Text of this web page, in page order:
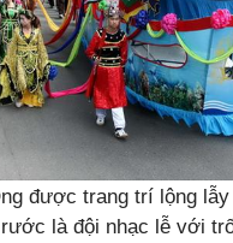
được trang trí lộng
là đội nhạc lễ với